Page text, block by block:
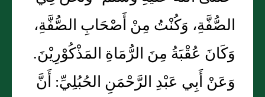
الصُّفَّةِ، وَكُنْتُ مِنْ أَصْحَابِ الصُّفَّةِ،
وَكَانَ عُقْبَةُ مِنَ الرُّمَاةِ المَذْكُوْرِيْنَ.
وَعَنْ أَبِي عَبْدِ الرَّحْمَنِ الحُبُلِيِّ: أَنَّ